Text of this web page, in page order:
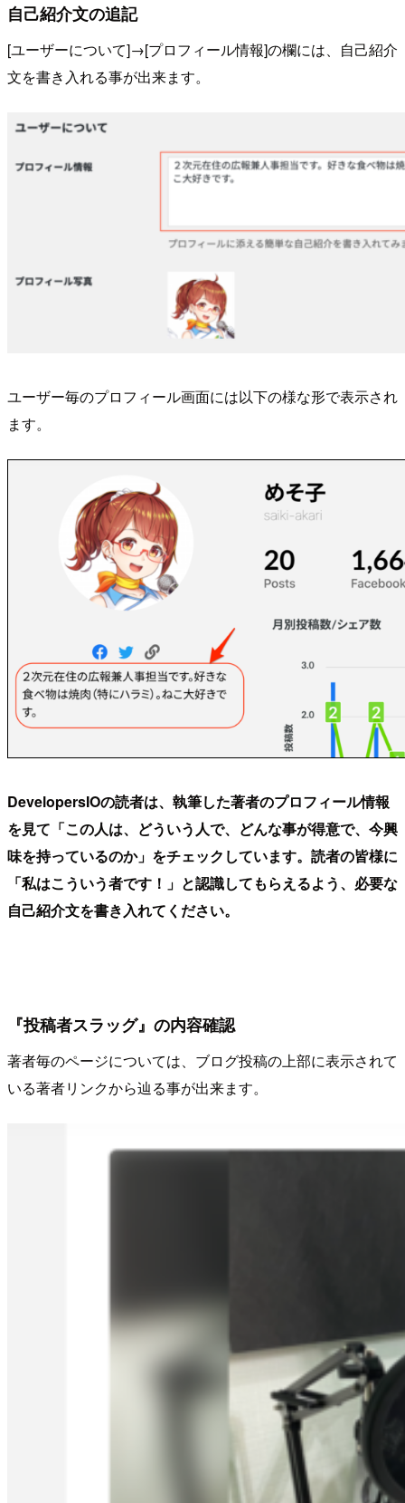
自己紹介文の追記
[ユーザーについて]→[プロフィール情報]の欄には、自己紹介
文を書き入れる事が出来ます。
ユーザー毎のプロフィール画面には以下の様な形で表示され
ます。
DevelopersIOの読者は、執筆した著者のプロフィール情報
を見て「この人は、どういう人で、どんな事が得意で、今興
味を持っているのか」をチェックしています。読者の皆様に
「私はこういう者です！」と認識してもらえるよう、必要な
自己紹介文を書き入れてください。
『投稿者スラッグ』の内容確認
著者毎のページについては、ブログ投稿の上部に表示されて
いる著者リンクから辿る事が出来ます。